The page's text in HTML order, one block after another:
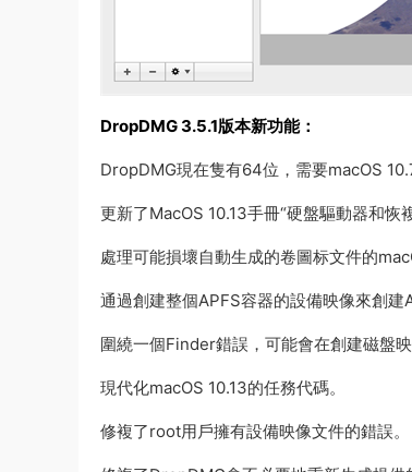
DropDMG 3.5.1版本新功能：
DropDMG現在隻有64位，需要macOS
更新了MacOS 10.13手冊“硬盤驅動器和恢
處理可能損壞自動生成的卷圖标文件的
通過創建整個APFS容器的設備映像來創建
圍繞一個Finder錯誤，可能會在創建磁盤映
現代化macOS 10.13的任務代碼。
修複了root用戶擁有設備映像文件的錯誤。